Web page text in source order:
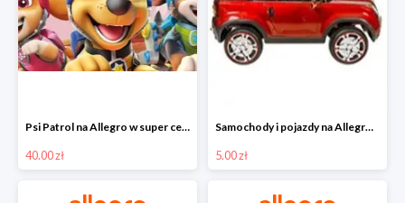
Psi Patrol na Allegro w super cenach od 40 zł
40.00 zł
Samochody i pojazdy na Allegro w super cenach od 5 zł
5.00 zł